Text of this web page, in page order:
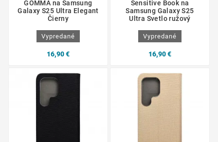
GOMMA na Samsung
Galaxy S25 Ultra Elegant
Čierny
Vypredané
16,90 €
Sensitive Book na
Samsung Galaxy S25
Ultra Svetlo ružový
Vypredané
16,90 €